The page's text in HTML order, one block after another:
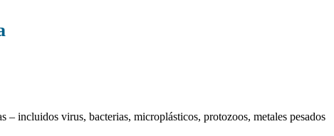
incluidos virus, bacterias, microplásticos, protozoos, metales pesados